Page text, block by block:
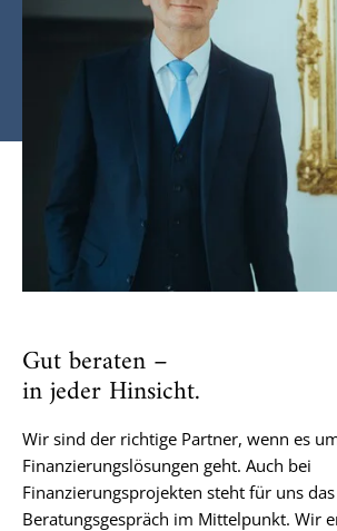
Gut beraten –
in jeder Hinsicht.
Wir sind der richtige Partner, wenn es
Finanzierungslösungen geht. Auch bei
Finanzierungsprojekten steht für uns
Beratungsgespräch im Mittelpunkt. Wir